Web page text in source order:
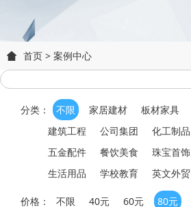
首页 > 案例中心
分类： 不限 家居建材 板材家具
建筑工程
公司集团 化工制品
五金配件
餐饮美食 珠宝首饰
生活用品
学校教育 英文外贸
价格： 不限 40元 60元 80元